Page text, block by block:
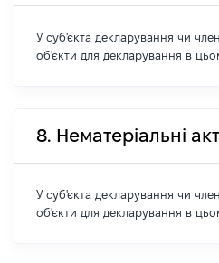
У суб'єкта декларування чи
об'єкти для декларування в
8. Нематеріальні
У суб'єкта декларування чи
об'єкти для декларування в